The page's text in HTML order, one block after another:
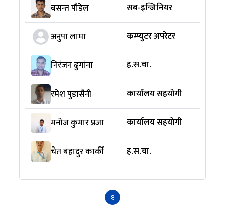
बसन्त पौडेल सब-इन्जिनियर
अनुपा लामा कम्प्युटर अपरेटर
निरंजन ढुगांना ह.स.चा.
रमेश पुडासैनी कार्यालय सहयोगी
मनोज कुमार प्रजा कार्यालय सहयोगी
चेत बहादुर कार्की ह.स.चा.
१